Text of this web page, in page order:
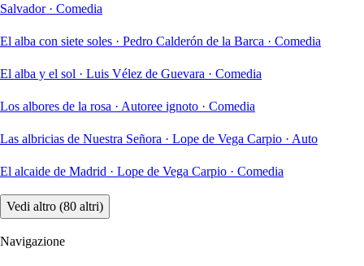
Salvador · Comedia
El alba con siete soles · Pedro Calderón de la Barca · Comedia
El alba y el sol · Luis Vélez de Guevara · Comedia
Los albores de la rosa · Autoree ignoto · Comedia
Las albricias de Nuestra Señora · Lope de Vega Carpio · Auto
El alcaide de Madrid · Lope de Vega Carpio · Comedia
Vedi altro (80 altri)
Navigazione